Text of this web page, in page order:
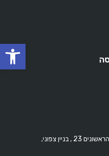
מגדל מילנייה - SOK שדרות הראשונים 23 , בניין צפוני,